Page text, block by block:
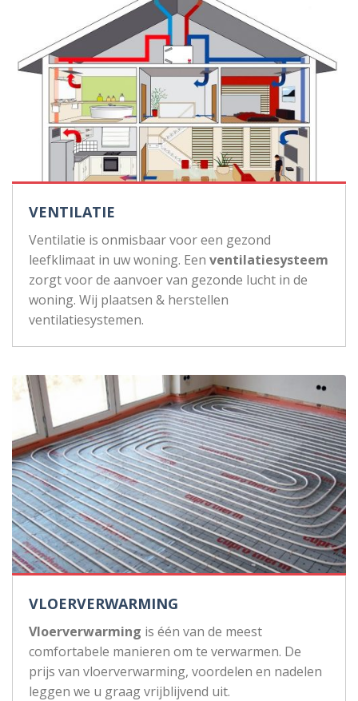
VENTILATIE
Ventilatie is onmisbaar voor een gezond
leefklimaat in uw woning. Een ventilatiesysteem
zorgt voor de aanvoer van gezonde lucht in de
woning. Wij plaatsen & herstellen
ventilatiesystemen.
VLOERVERWARMING
Vloerverwarming is één van de meest
comfortabele manieren om te verwarmen. De
prijs van vloerverwarming, voordelen en nadelen
leggen we u graag vrijblijvend uit.